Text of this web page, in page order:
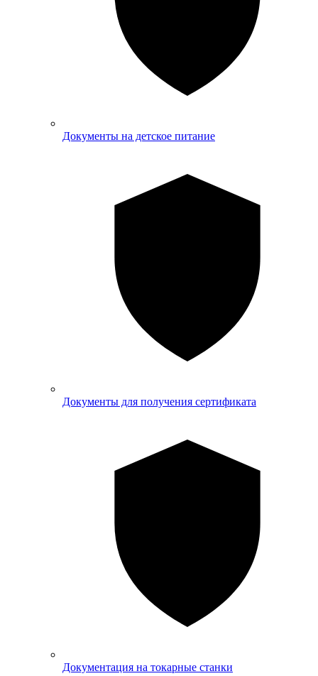
Документы на детское питание
Документы для получения сертификата
Документация на токарные станки